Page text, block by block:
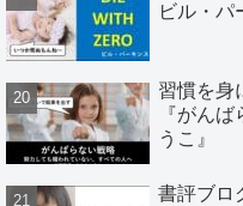
ビル・パ
習慣を身
『がん
うこ』
書評ブロ